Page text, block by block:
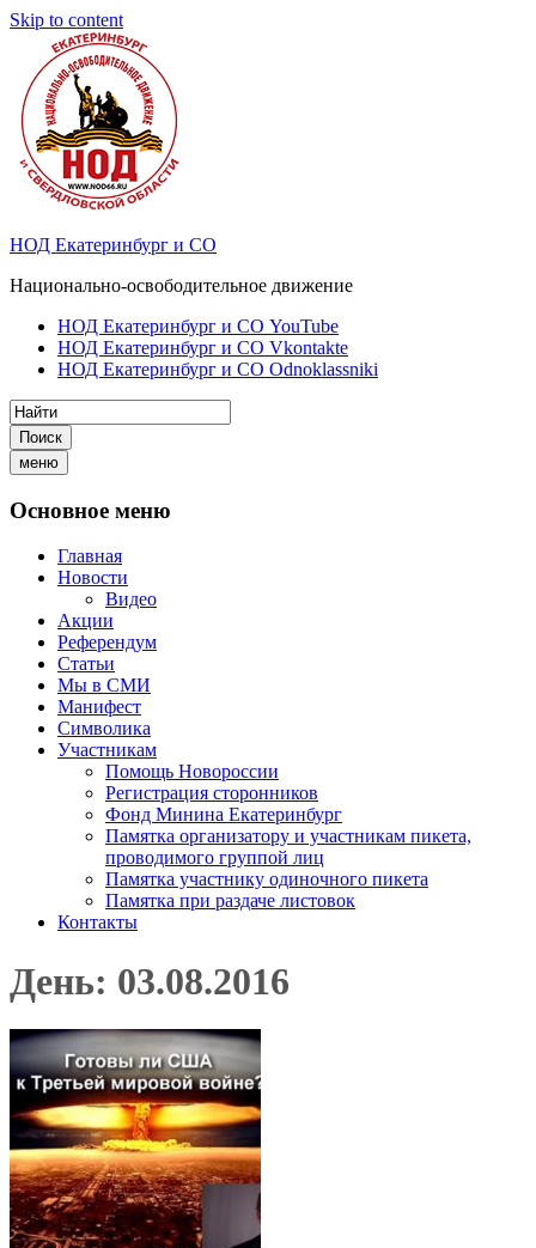
Skip to content
НОД Екатеринбург и СО
Национально-освободительное движение
НОД Екатеринбург и СО YouTube
НОД Екатеринбург и СО Vkontakte
НОД Екатеринбург и СО Odnoklassniki
Поиск
меню
Основное меню
Главная
Новости
Видео
Акции
Референдум
Статьи
Мы в СМИ
Манифест
Символика
Участникам
Помощь Новороссии
Регистрация сторонников
Фонд Минина Екатеринбург
Памятка организатору и участникам пикета,
проводимого группой лиц
Памятка участнику одиночного пикета
Памятка при раздаче листовок
Контакты
День: 03.08.2016